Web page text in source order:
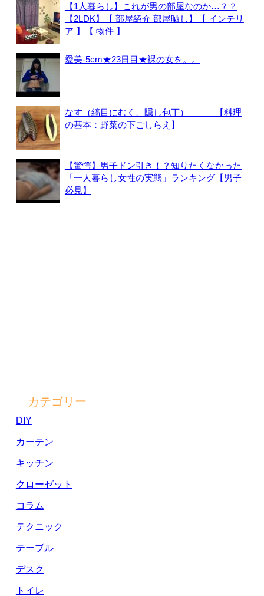
【1人暮らし】これが男の部屋なのか…？？
【2LDK】【 部屋紹介 部屋晒し】【 インテリ
ア 】【 物件 】
愛美-5cm★23日目★裸の女を。。
なす（縞目にむく、隠し包丁） 【料理
の基本：野菜の下ごしらえ】
【驚愕】男子ドン引き！？知りたくなかった
「一人暮らし女性の実態」ランキング【男子
必見】
カテゴリー
DIY
カーテン
キッチン
クローゼット
コラム
テクニック
テーブル
デスク
トイレ